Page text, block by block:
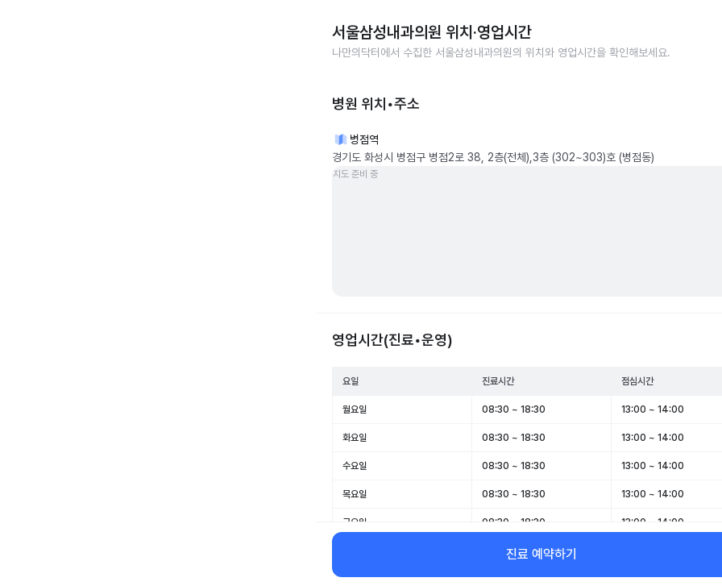
서울삼성내과의원 위치·영업시간
나만의닥터에서 수집한 서울삼성내과의원의 위치와 영업시간을 확인해보세요.
병원 위치•주소
병점역
경기도 화성시 병점구 병점2로 38, 2층(전체),3층 (302~303)호 (병점동)
지도 준비 중
영업시간(진료•운영)
요일 진료시간 점심시간
월요일 08:30 ~ 18:30 13:00 ~ 14:00
화요일 08:30 ~ 18:30 13:00 ~ 14:00
수요일 08:30 ~ 18:30 13:00 ~ 14:00
목요일 08:30 ~ 18:30 13:00 ~ 14:00
금요일 08:30 ~ 18:30 13:00 ~ 14:00
08:30 ~ 13:00
일요일 휴무 -
진료 예약하기